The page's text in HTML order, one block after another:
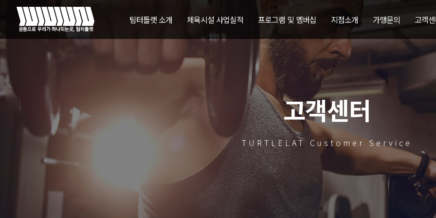
팀터틀랫 소개 체육시설 사업실적 프로그램 및 멤버십 지점소개 가맹문의 고객
고객센터
TURTLELAT Customer Service